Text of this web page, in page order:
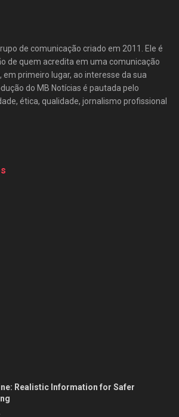
de comunicação criado em 2011. Ele é
de quem acredita em uma comunicação
primeiro lugar, ao interesse da sua
do MB Notícias é pautada pelo
ética, qualidade, jornalismo profissional
Realistic Information for Safer